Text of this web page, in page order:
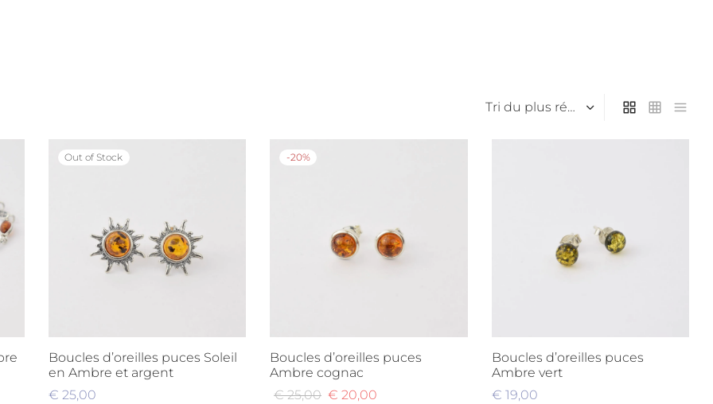
Out of Stock
Boucles d’oreilles puces Soleil
en Ambre et argent
€ 25,00
-20%
Boucles d’oreilles puces
Ambre cognac
€25,00
Le
€ 20,00
Le
Boucles d’oreilles puces
Ambre vert
€ 19,00